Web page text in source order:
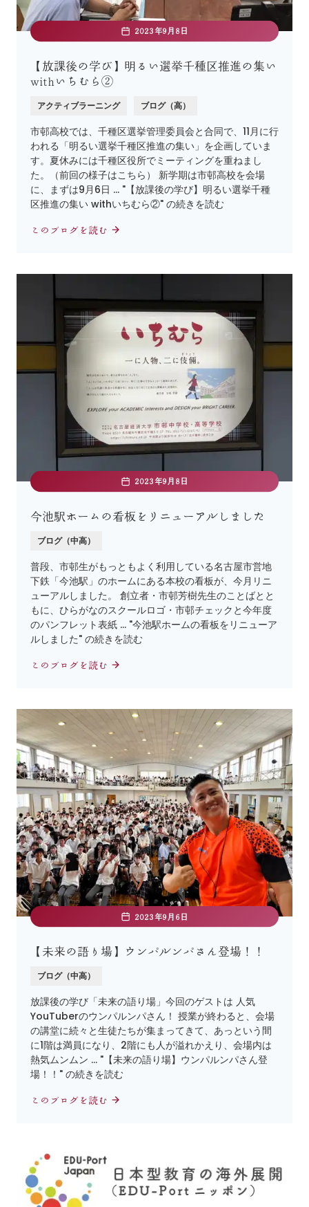
2023年9月8日
【放課後の学び】明るい選挙千種区推進の集い
withいちむら②
アクティブラーニング ブログ（高）
市邨高校では、千種区選挙管理委員会と合同で、11月に行
われる「明るい選挙千種区推進の集い」を企画していま
す。夏休みには千種区役所でミーティングを重ねまし
た。（前回の様子はこちら） 新学期は市邨高校を会場
に、まずは9月6日 … "【放課後の学び】明るい選挙千種
区推進の集い withいちむら②" の続きを読む
このブログを読む
2023年9月8日
今池駅ホームの看板をリニューアルしました
ブログ（中高）
普段、市邨生がもっともよく利用している名古屋市営地
下鉄「今池駅」のホームにある本校の看板が、今月リニ
ューアルしました。 創立者・市邨芳樹先生のことばとと
もに、ひらがなのスクールロゴ・市邨チェックと今年度
のパンフレット表紙 … "今池駅ホームの看板をリニューア
ルしました" の続きを読む
このブログを読む
2023年9月6日
【未来の語り場】ウンパルンパさん登場！！
ブログ（中高）
放課後の学び「未来の語り場」今回のゲストは 人気
YouTuberのウンパルンパさん！ 授業が終わると、会場
の講堂に続々と生徒たちが集まってきて、あっという間
に1階は満員になり、2階にも人が溢れかえり、会場内は
熱気ムンムン … "【未来の語り場】ウンパルンパさん登
場！！" の続きを読む
このブログを読む